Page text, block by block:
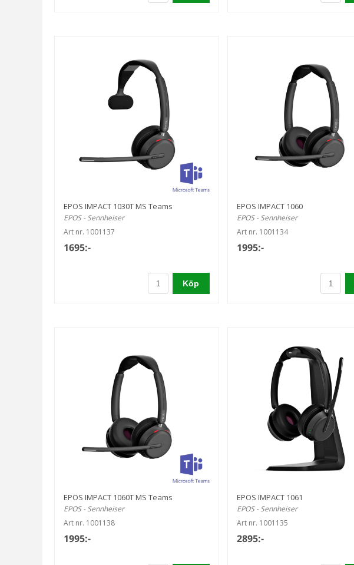
EPOS IMPACT 1030T MS Teams
EPOS - Sennheiser
Art nr. 1001137
1695:-
Köp
EPOS IMPACT 1060
EPOS - Sennheiser
Art nr. 1001134
1995:-
EPOS IMPACT 1060T MS Teams
EPOS - Sennheiser
Art nr. 1001138
1995:-
EPOS IMPACT 1061
EPOS - Sennheiser
Art nr. 1001135
2895:-